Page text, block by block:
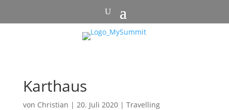
Karthaus
von Christian | 20. Juli 2020| Travelling